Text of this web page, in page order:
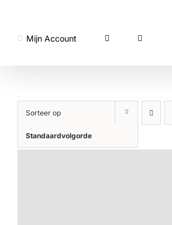
Mijn Account
Sorteer op
Standaardvolgorde